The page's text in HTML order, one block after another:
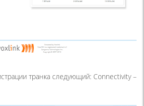
транка следующий: Connectivity –